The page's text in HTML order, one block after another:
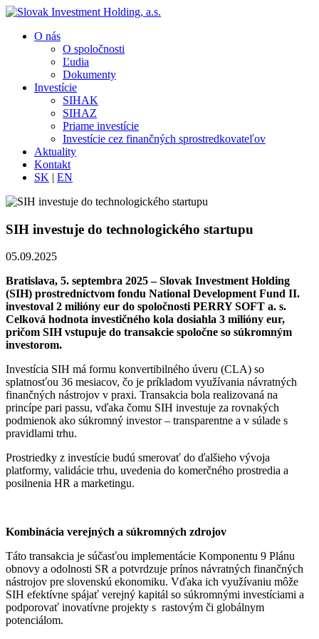
O nás
O spoločnosti
Ľudia
Dokumenty
Investície
SIHAK
SIHAZ
Priame investície
Investície cez finančných sprostredkovateľov
Aktuality
Kontakt
SK | EN
SIH investuje do technologického startupu
05.09.2025
Bratislava, 5. septembra 2025 – Slovak Investment Holding
(SIH) prostredníctvom fondu National Development Fund II.
investoval 2 milióny eur do spoločnosti PERRY SOFT a. s.
Celková hodnota investičného kola dosiahla 3 milióny eur,
pričom SIH vstupuje do transakcie spoločne so súkromným
investorom.
Investícia SIH má formu konvertibilného úveru (CLA) so
splatnosťou 36 mesiacov, čo je príkladom využívania návratných
finančných nástrojov v praxi. Transakcia bola realizovaná na
princípe pari passu, vďaka čomu SIH investuje za rovnakých
podmienok ako súkromný investor – transparentne a v súlade s
pravidlami trhu.
Prostriedky z investície budú smerovať do ďalšieho vývoja
platformy, validácie trhu, uvedenia do komerčného prostredia a
posilnenia HR a marketingu.
Kombinácia verejných a súkromných zdrojov
Táto transakcia je súčasťou implementácie Komponentu 9 Plánu
obnovy a odolnosti SR a potvrdzuje prínos návratných finančných
nástrojov pre slovenskú ekonomiku. Vďaka ich využívaniu môže
SIH efektívne spájať verejný kapitál so súkromnými investíciami a
podporovať inovatívne projekty s rastovým či globálnym
potenciálom.